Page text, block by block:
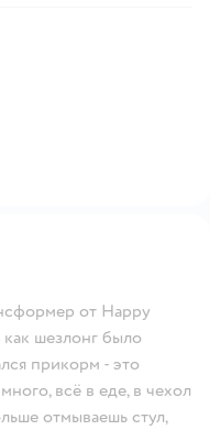
от Happy
шезлонг было
прикорм - это
всё в еде, в чехол
отмываешь стул,